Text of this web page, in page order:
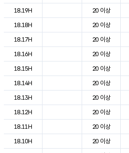
18.19H
20 이상
18.18H
20 이상
18.17H
20 이상
18.16H
20 이상
18.15H
20 이상
18.14H
20 이상
18.13H
20 이상
18.12H
20 이상
18.11H
20 이상
18.10H
20 이상